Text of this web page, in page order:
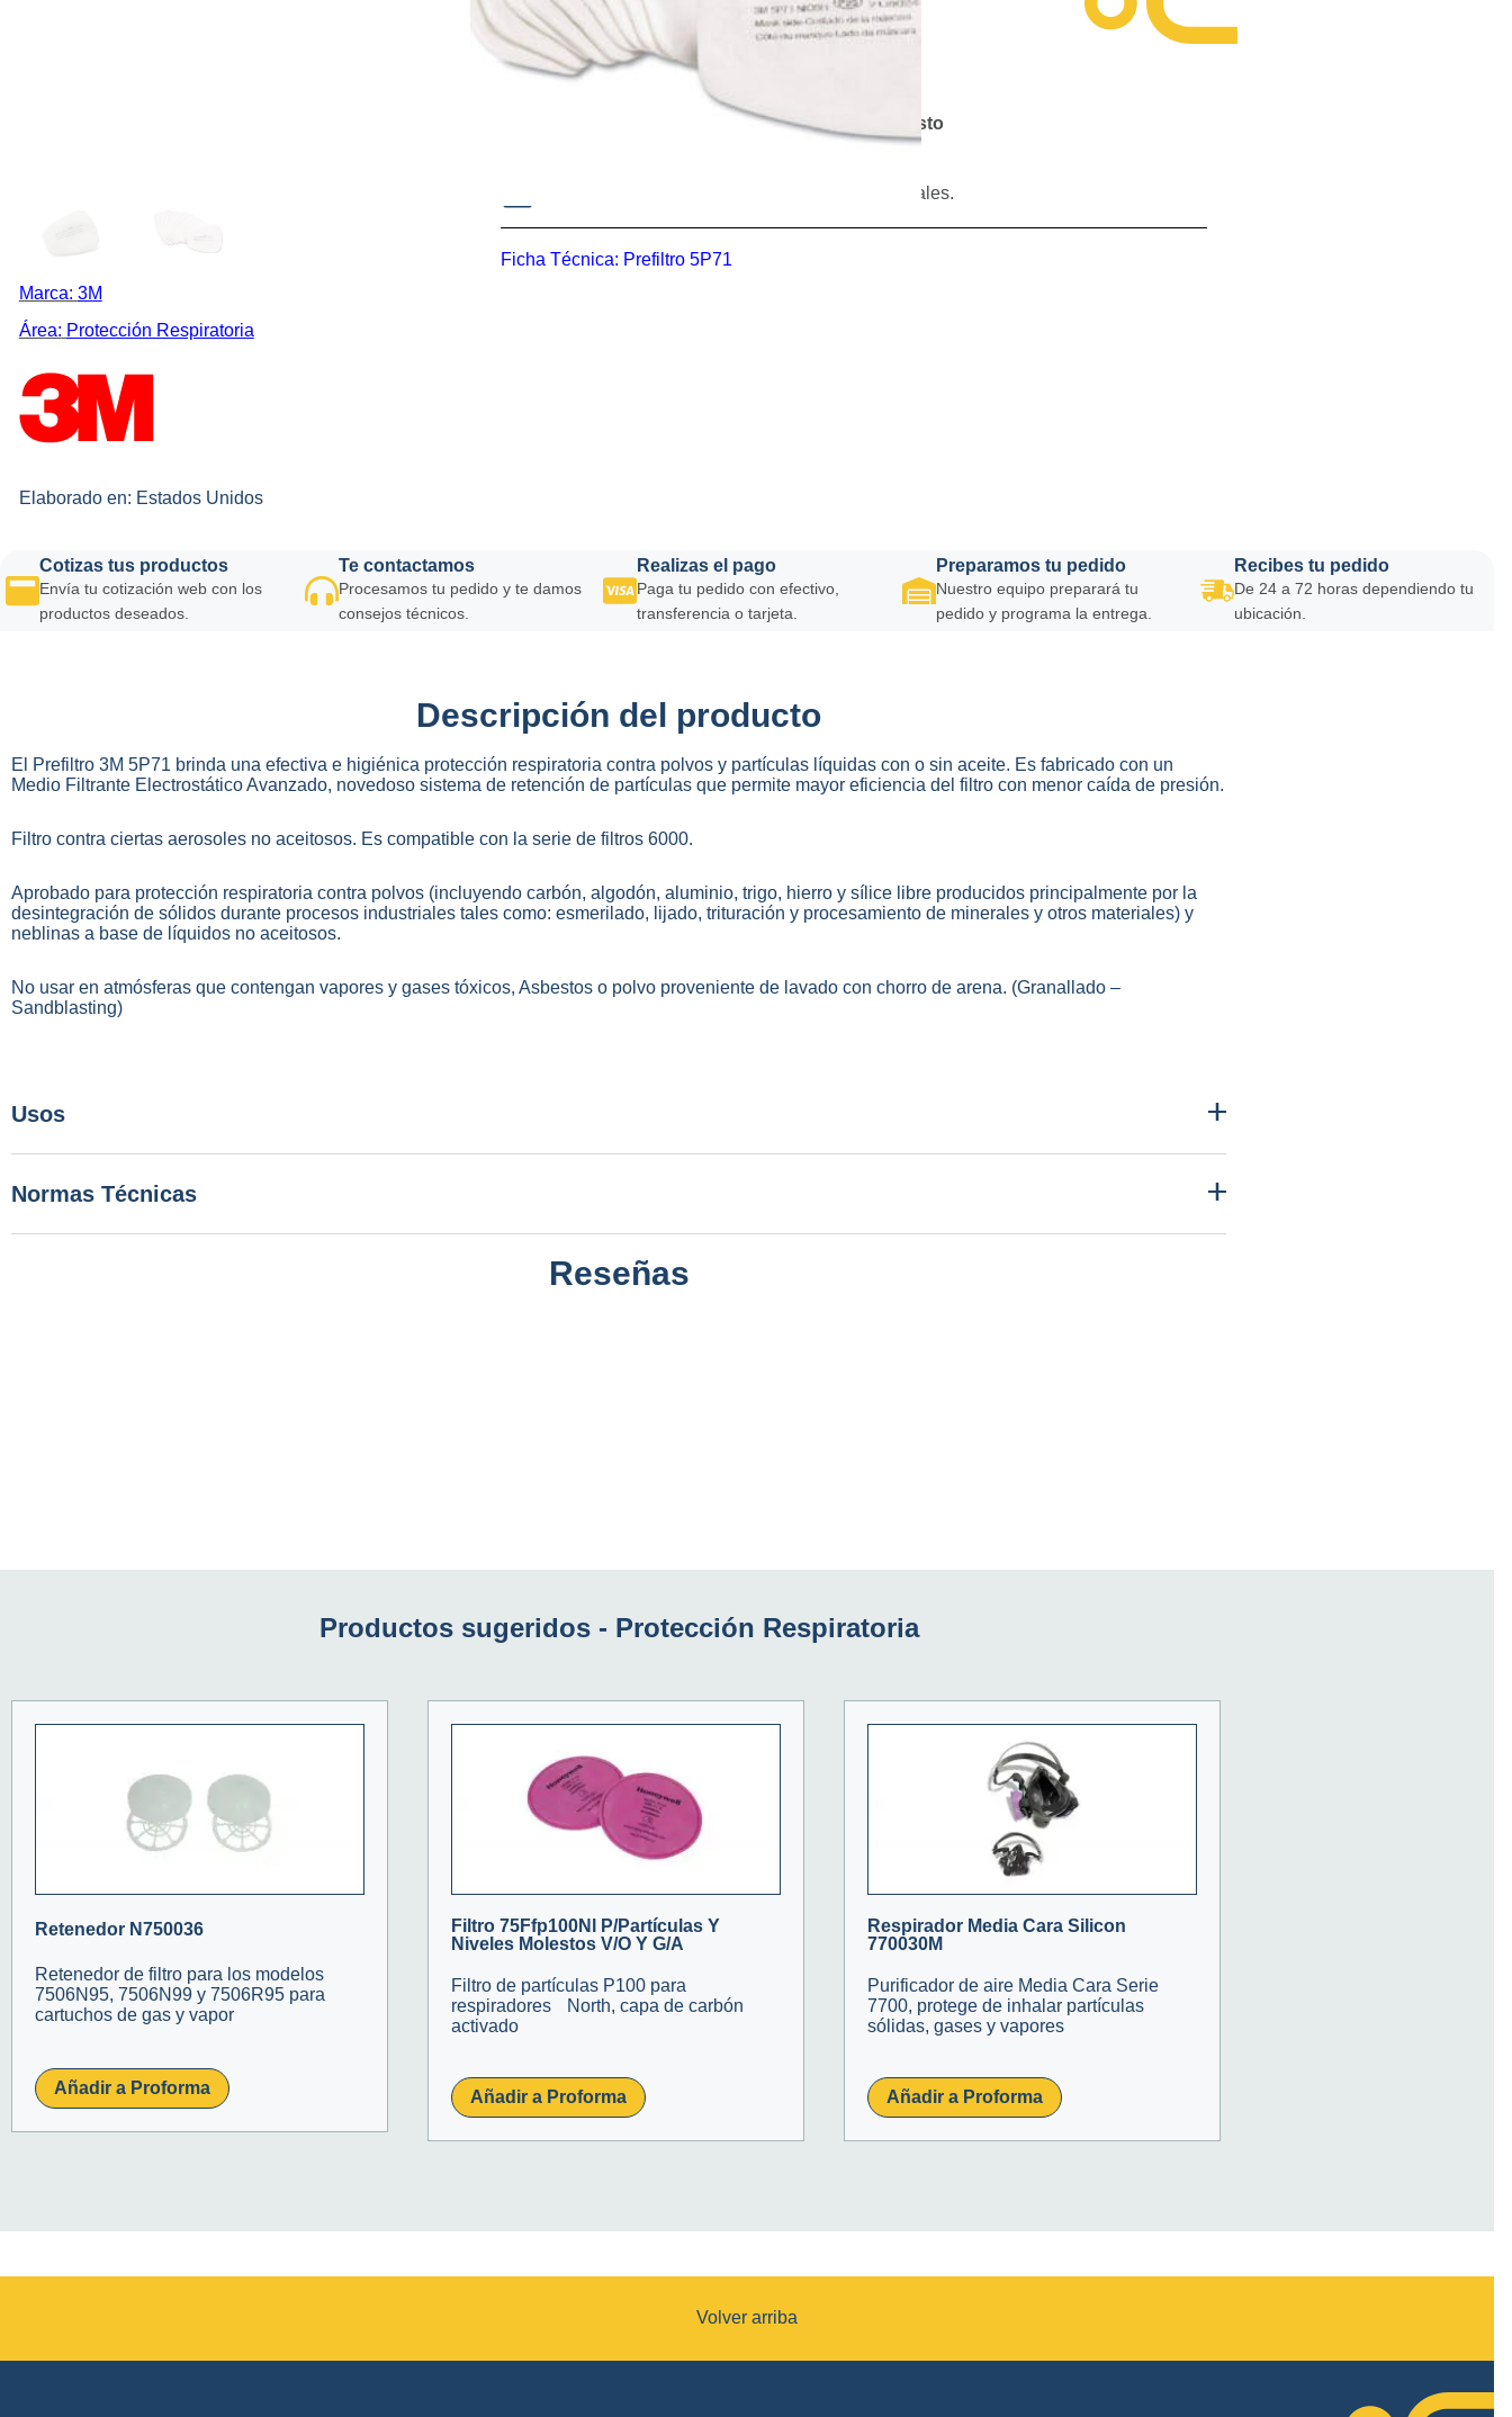
Marca: 3M
Área: Protección Respiratoria
Elaborado en: Estados Unidos
Si compras hoy, recibirás ellunes, 10 de agosto
Cotiza como empresa y recibe precios especiales.
Ficha Técnica: Prefiltro 5P71
Cotizas tus productos
Envía tu cotización web con los
productos deseados.
Te contactamos
Procesamos tu pedido y te damos
consejos técnicos.
Realizas el pago
Paga tu pedido con efectivo,
transferencia o tarjeta.
Preparamos tu pedido
Nuestro equipo preparará tu
pedido y programa la entrega.
Recibes tu pedido
De 24 a 72 horas dependiendo tu
ubicación.
Descripción del producto
El Prefiltro 3M 5P71 brinda una efectiva e higiénica protección respiratoria contra polvos y partículas líquidas con o sin aceite. Es fabricado con un
Medio Filtrante Electrostático Avanzado, novedoso sistema de retención de partículas que permite mayor eficiencia del filtro con menor caída de presión.
Filtro contra ciertas aerosoles no aceitosos. Es compatible con la serie de filtros 6000.
Aprobado para protección respiratoria contra polvos (incluyendo carbón, algodón, aluminio, trigo, hierro y sílice libre producidos principalmente por la
desintegración de sólidos durante procesos industriales tales como: esmerilado, lijado, trituración y procesamiento de minerales y otros materiales) y
neblinas a base de líquidos no aceitosos.
No usar en atmósferas que contengan vapores y gases tóxicos, Asbestos o polvo proveniente de lavado con chorro de arena. (Granallado –
Sandblasting)
Usos
Normas Técnicas
Reseñas
Productos sugeridos - Protección Respiratoria
Retenedor N750036
Retenedor de filtro para los modelos
7506N95, 7506N99 y 7506R95 para
cartuchos de gas y vapor
Añadir a Proforma
Filtro 75Ffp100Nl P/Partículas Y
Niveles Molestos V/O Y G/A
Filtro de partículas P100 para
respiradores North, capa de carbón
activado
Añadir a Proforma
Respirador Media Cara Silicon
770030M
Purificador de aire Media Cara Serie
7700, protege de inhalar partículas
sólidas, gases y vapores
Añadir a Proforma
Volver arriba